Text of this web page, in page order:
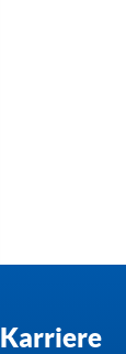
Karriere